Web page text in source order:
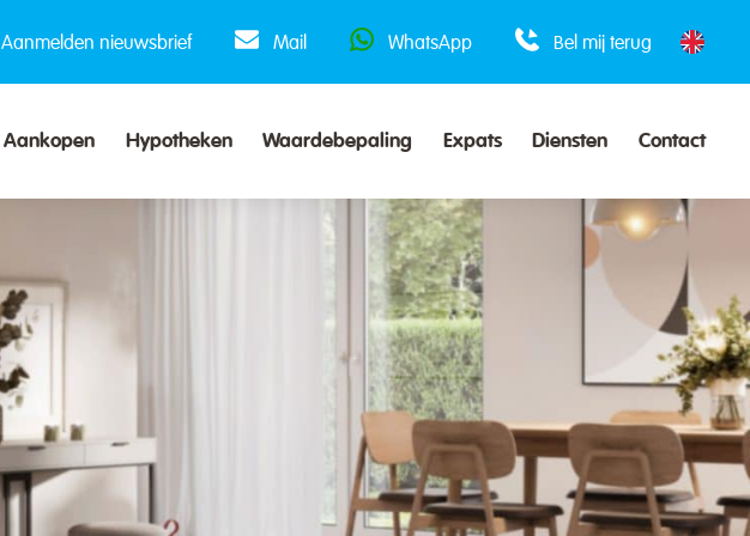
Aanmelden nieuwsbrief Mail WhatsApp Bel mij terug
Aankopen Hypotheken Waardebepaling Expats Diensten Contact